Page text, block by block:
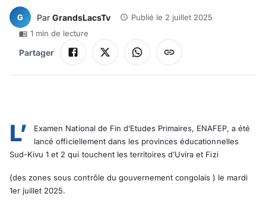
G Par GrandsLacsTv Publié le 2 juillet 2025
1 min de lecture
Partager
L’
Examen National de Fin d’Etudes Primaires, ENAFEP, a été
lancé officiellement dans les provinces éducationnelles
Sud-Kivu 1 et 2 qui touchent les territoires d’Uvira et Fizi
(des zones sous contrôle du gouvernement congolais ) le mardi
1er juillet 2025.